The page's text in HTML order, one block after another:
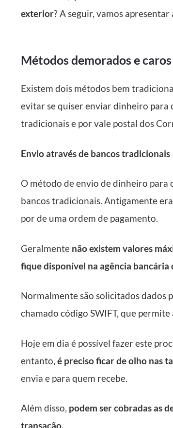
exterior? A seguir, vamos apresentar
Métodos demorados e
Existem dois métodos bem
evitarse quiser enviar dinheiro
tradicionaise porvale postal dos
Envio através de bancos tradicionais
O método de envio de dinheiro para
bancos tradicionais. Antigamente
por de uma ordem de pagamento.
Geralmente não existem valores
fique disponível na agência bancária
Normalmente são solicitados dados
chamado código SWIFT, que
Hoje em dia é possível fazer este
entanto, é preciso ficar de olho nas
envia e para quem recebe.
Além disso, podem ser cobradas as
transação.